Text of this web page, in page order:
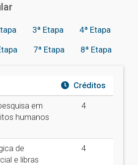
3ª Etapa
4ª Etapa
7ª Etapa 8ª Etapa
Créditos
em
humanos
4
de
e libras
4